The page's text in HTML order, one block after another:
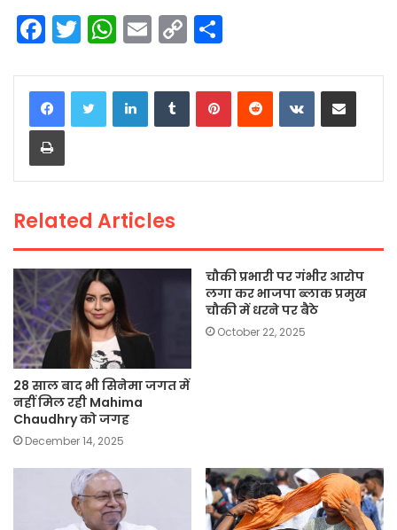
F
a
c
e
b
o
k
T
w
itt
er
W
h
a
ts
p
E
m
ai
C
o
p
n
ar
LinkedInTumblrPinterestReddit VKontakteShare via Email
Print
Related Articles
28 साल बाद भी सिनेमा जगत में
नहीं मिल रही Mahima
Chaudhry को जगह
December 14, 2025
चौकी प्रभारी पर गंभीर आरोप
लगा कर भाजपा ब्लाक प्रमुख
चौकी में धरने पर बैठे
October 22, 2025